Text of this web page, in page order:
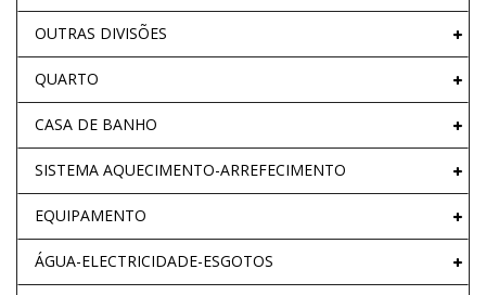
OUTRAS DIVISÕES
QUARTO
CASA DE BANHO
SISTEMA AQUECIMENTO-ARREFECIMENTO
EQUIPAMENTO
ÁGUA-ELECTRICIDADE-ESGOTOS